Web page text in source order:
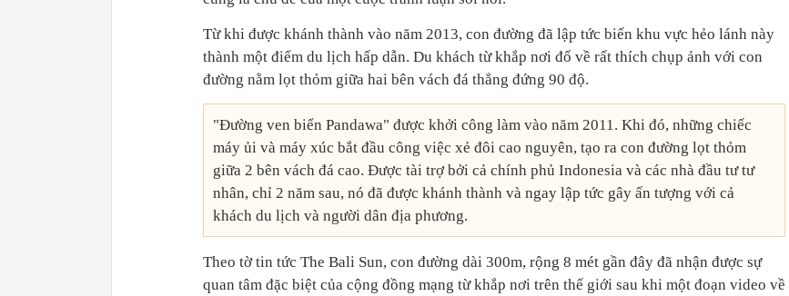
Từ khi được khánh thành vào năm 2013, con đường đã lập tức biến khu vực hẻo lánh này
thành một điểm du lịch hấp dẫn. Du khách từ khắp nơi đổ về rất thích chụp ảnh với con
đường nằm lọt thỏm giữa hai bên vách đá thẳng đứng 90 độ.
"Đường ven biển Pandawa" được khởi công làm vào năm 2011. Khi đó, những chiếc
máy ủi và máy xúc bắt đầu công việc xẻ đôi cao nguyên, tạo ra con đường lọt thỏm
giữa 2 bên vách đá cao. Được tài trợ bởi cả chính phủ Indonesia và các nhà đầu tư tư
nhân, chỉ 2 năm sau, nó đã được khánh thành và ngay lập tức gây ấn tượng với cả
khách du lịch và người dân địa phương.
Theo tờ tin tức The Bali Sun, con đường dài 300m, rộng 8 mét gần đây đã nhận được sự
quan tâm đặc biệt của cộng đồng mạng từ khắp nơi trên thế giới sau khi một đoạn video về